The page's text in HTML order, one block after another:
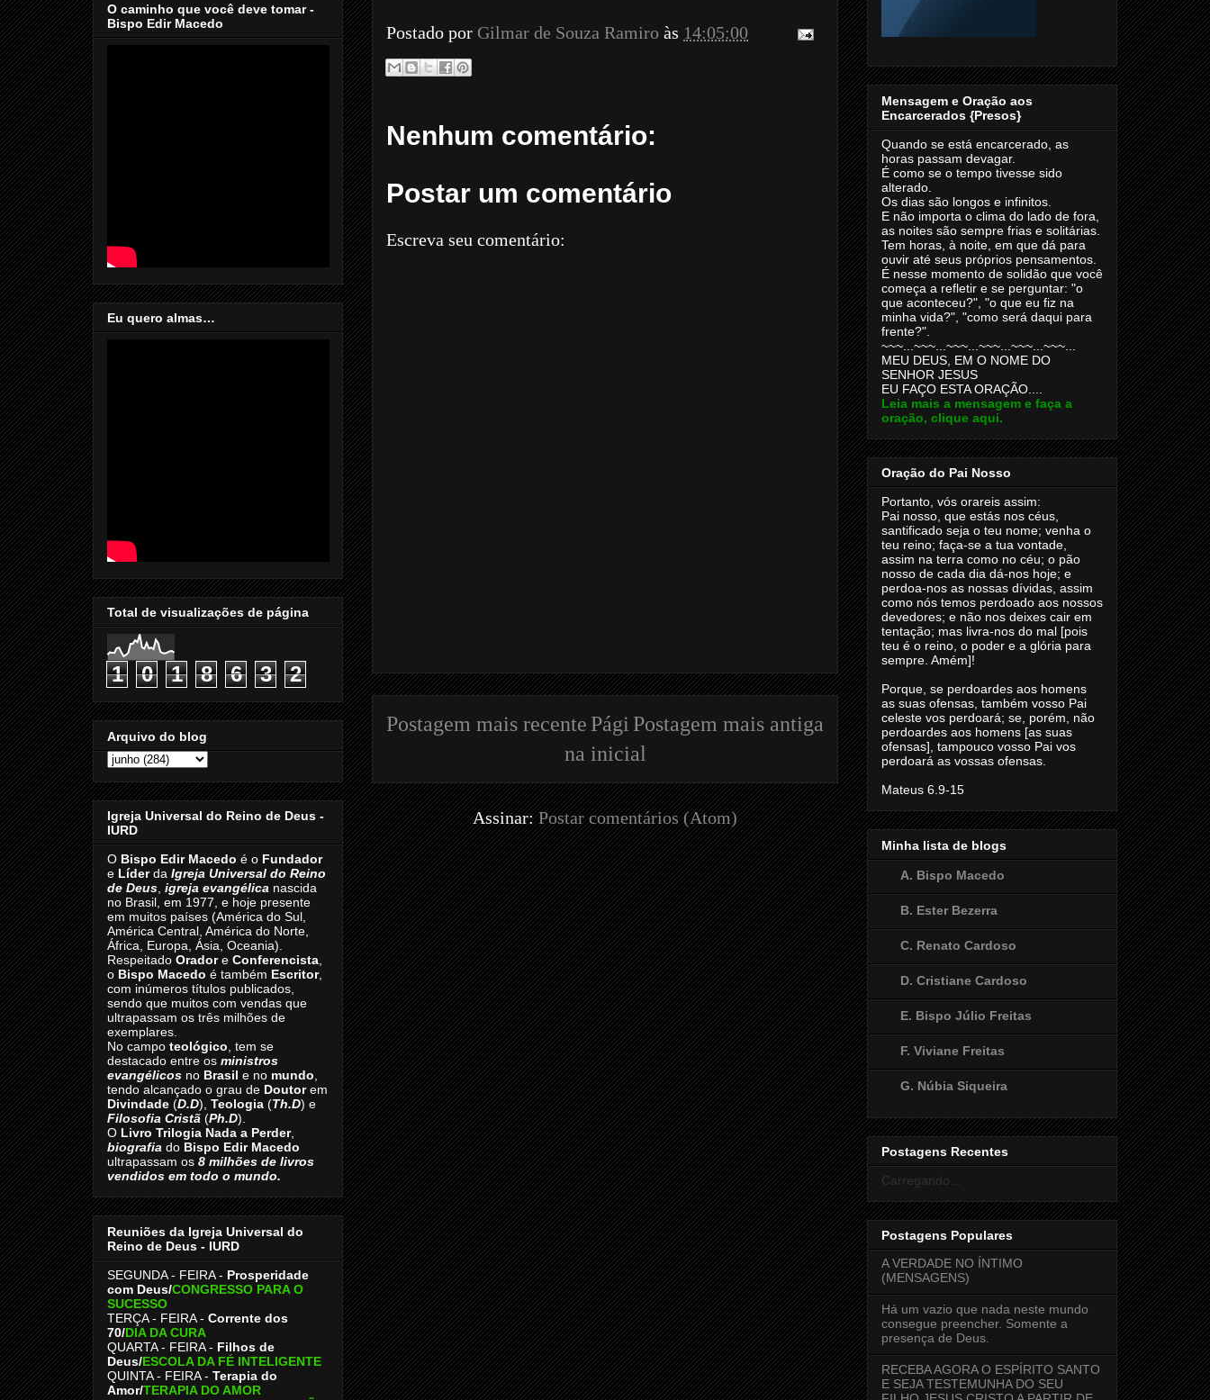
Postado por Gilmar de Souza Ramiro às 14:05:00
Nenhum comentário:
Postar um comentário
Escreva seu comentário:
Postagem mais recente Postagem mais antiga
Pági
na inicial
Assinar:Postar comentários (Atom)
O caminho que você deve tomar -
Bispo Edir Macedo
Eu quero almas…
Total de visualizações de página
1 0 1 8 6 3 2
Arquivo do blog
Igreja Universal do Reino de Deus -
IURD
O Bispo Edir Macedo é o Fundador
e Líderda Igreja Universal do Reino
de Deus, igreja evangélica nascida
no Brasil, em 1977, e hoje presente
em muitos países (América do Sul,
América Central, América do Norte,
África, Europa, Ásia, Oceania).
Respeitado Oradore Conferencista,
o Bispo Macedo é também Escritor,
com inúmeros títulos publicados,
sendo que muitos com vendas que
ultrapassam os três milhões de
exemplares.
No campo teológico, tem se
destacado entre os ministros
evangélicos no Brasil e no mundo,
tendo alcançado o grau de Doutorem
Divindade (D.D), Teologia (Th.D) e
Filosofia Cristã (Ph.D).
O Livro Trilogia Nada a Perder,
biografia do Bispo Edir Macedo
ultrapassam os 8 milhões de livros
vendidos em todo o mundo.
Reuniões da Igreja Universal do
Reino de Deus - IURD
SEGUNDA - FEIRA - Prosperidade
com Deus/CONGRESSO PARA O
SUCESSO
TERÇA - FEIRA - Corrente dos
70/DIA DA CURA
QUARTA - FEIRA - Filhos de
Deus/ESCOLA DA FÉ INTELIGENTE
QUINTA - FEIRA - Terapia do
Amor/TERAPIA DO AMOR
Mensagem e Oração aos
Encarcerados {Presos}
Quando se está encarcerado, as
horas passam devagar.
É como se o tempo tivesse sido
alterado.
Os dias são longos e infinitos.
E não importa o clima do lado de fora,
as noites são sempre frias e solitárias.
Tem horas, à noite, em que dá para
ouvir até seus próprios pensamentos.
É nesse momento de solidão que você
começa a refletir e se perguntar: "o
que aconteceu?", "o que eu fiz na
minha vida?", "como será daqui para
frente?".
~~~...~~~...~~~...~~~...~~~...~~~...
MEU DEUS, EM O NOME DO
SENHOR JESUS
EU FAÇO ESTA ORAÇÃO....
Leia mais a mensagem e faça a
oração, clique aqui.
Oração do Pai Nosso
Portanto, vós orareis assim:
Pai nosso, que estás nos céus,
santificado seja o teu nome; venha o
teu reino; faça-se a tua vontade,
assim na terra como no céu; o pão
nosso de cada dia dá-nos hoje; e
perdoa-nos as nossas dívidas, assim
como nós temos perdoado aos nossos
devedores; e não nos deixes cair em
tentação; mas livra-nos do mal [pois
teu é o reino, o poder e a glória para
sempre. Amém]!
Porque, se perdoardes aos homens
as suas ofensas, também vosso Pai
celeste vos perdoará; se, porém, não
perdoardes aos homens [as suas
ofensas], tampouco vosso Pai vos
perdoará as vossas ofensas.
Mateus 6.9-15
Minha lista de blogs
A. Bispo Macedo
B. Ester Bezerra
C. Renato Cardoso
D. Cristiane Cardoso
E. Bispo Júlio Freitas
F. Viviane Freitas
G. Núbia Siqueira
Postagens Recentes
Carregando...
Postagens Populares
A VERDADE NO ÍNTIMO
(MENSAGENS)
Há um vazio que nada neste mundo
consegue preencher. Somente a
presença de Deus.
RECEBA AGORA O ESPÍRITO SANTO
E SEJA TESTEMUNHA DO SEU